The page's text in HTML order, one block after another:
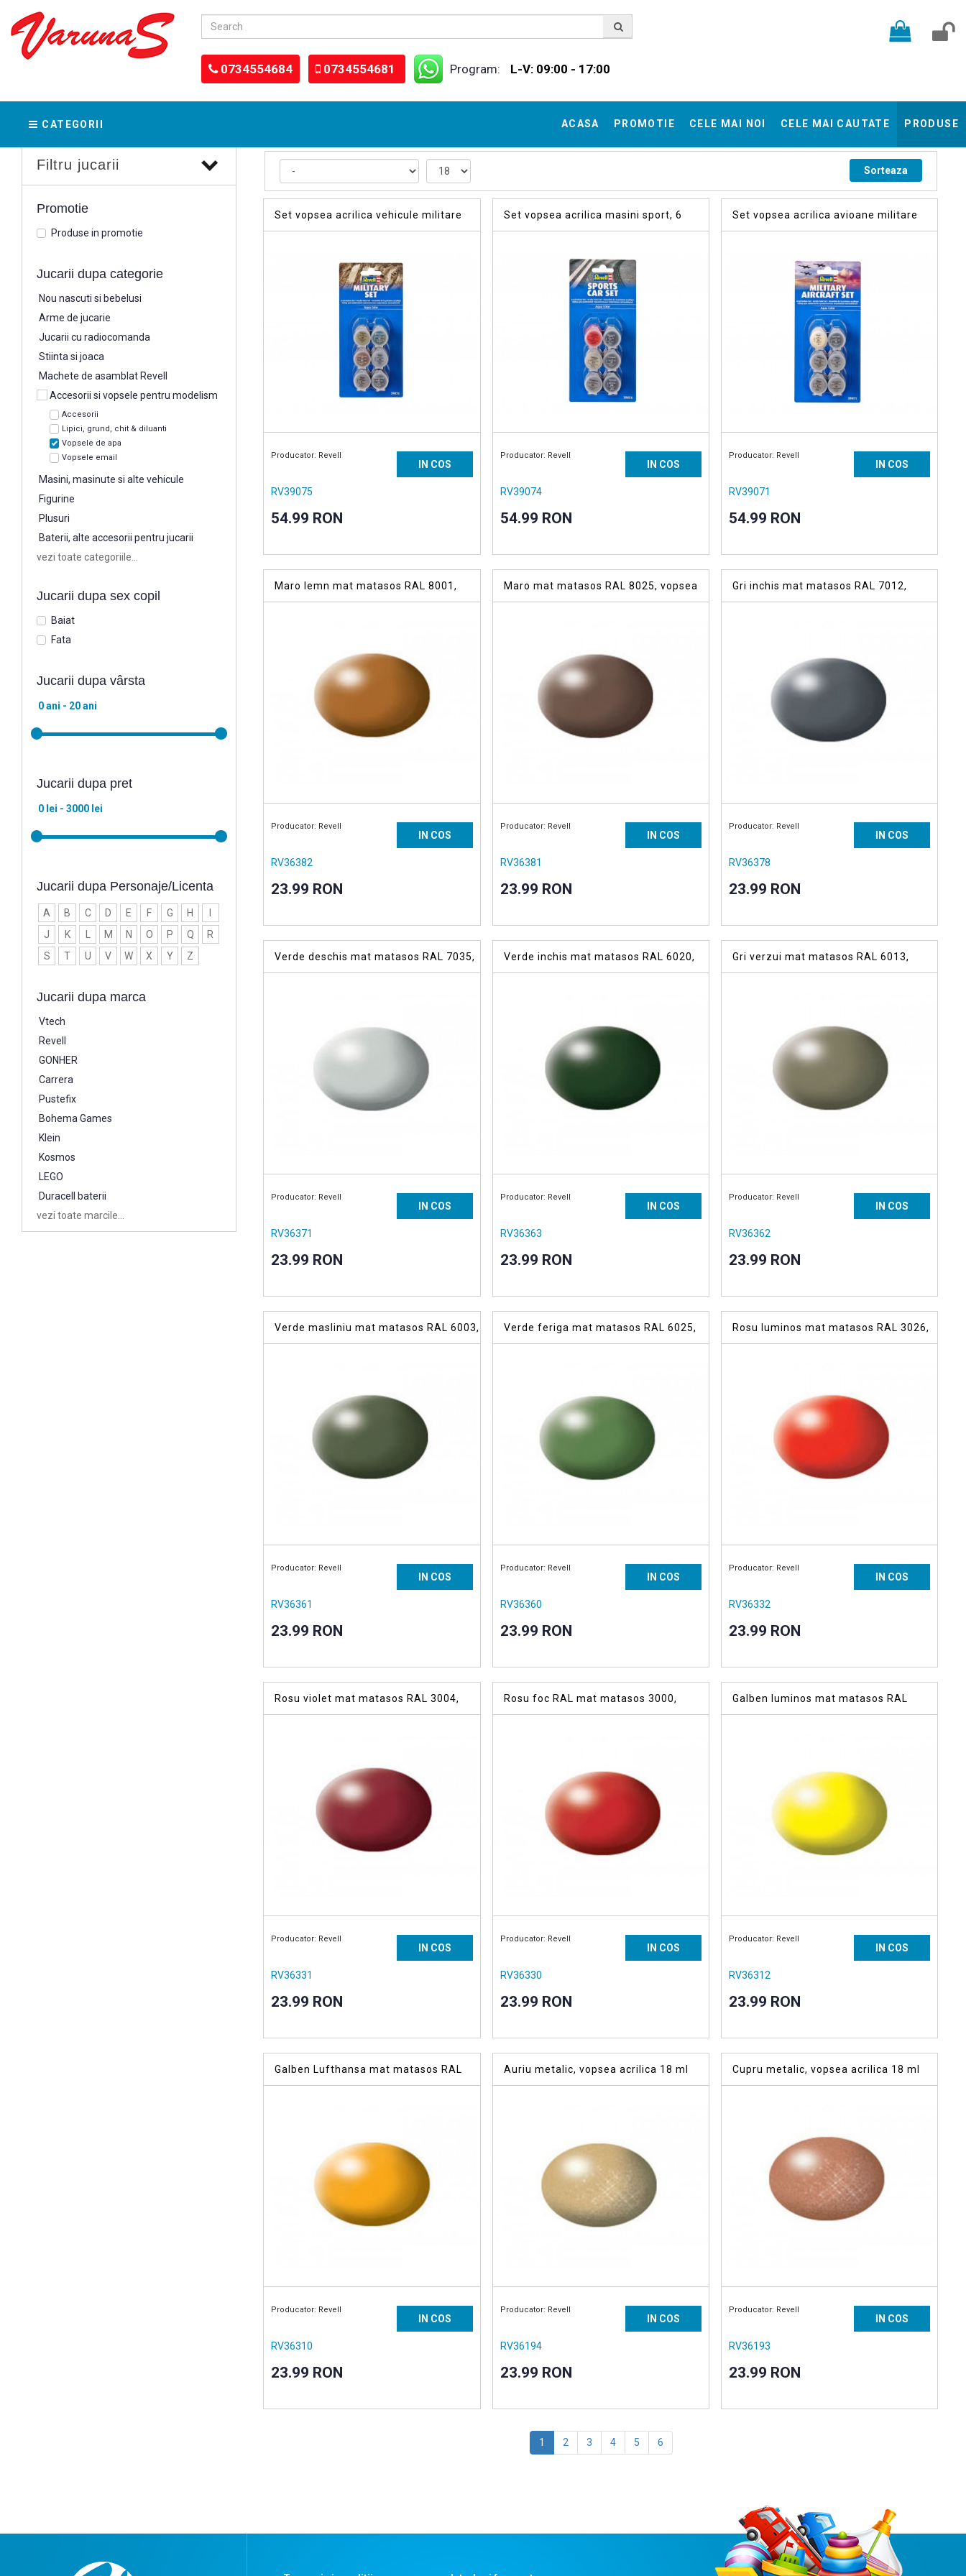
0734554684 0734554681 Program: L-V: 09:00 - 17:00
CATEGORII ACASA PROMOTIE CELE MAI NOI CELE MAI CAUTATE PRODUSE
Filtru jucarii
Promotie
Produse in promotie
Jucarii dupa categorie
Nou nascuti si bebelusi
Arme de jucarie
Jucarii cu radiocomanda
Stiinta si joaca
Machete de asamblat Revell
Accesorii si vopsele pentru modelism
Accesorii
Lipici, grund, chit & diluanti
Vopsele de apa
Vopsele email
Masini, masinute si alte vehicule
Figurine
Plusuri
Baterii, alte accesorii pentru jucarii
vezi toate categoriile...
Jucarii dupa sex copil
Baiat
Fata
Jucarii dupa vârsta
Jucarii dupa pret
Jucarii dupa Personaje/Licenta
A B C D E F G H
J
K M N O P Q
R
S
T U V W X Y Z
Jucarii dupa marca
Vtech
Revell
GONHER
Carrera
Pustefix
Bohema Games
Klein
Kosmos
LEGO
Duracell baterii
vezi toate marcile...
Sorteaza
Set vopsea acrilica vehicule militare
Producator: Revell
RV39075
54.99 RON
IN COS
Set vopsea acrilica masini sport, 6
Producator: Revell
RV39074
54.99 RON
IN COS
Set vopsea acrilica avioane militare
Producator: Revell
RV39071
54.99 RON
IN COS
Maro lemn mat matasos RAL 8001,
Producator: Revell
RV36382
23.99 RON
IN COS
Maro mat matasos RAL 8025, vopsea
Producator: Revell
RV36381
23.99 RON
IN COS
Gri inchis mat matasos RAL 7012,
Producator: Revell
RV36378
23.99 RON
IN COS
Verde deschis mat matasos RAL 7035,
Producator: Revell
RV36371
23.99 RON
IN COS
Verde inchis mat matasos RAL 6020,
Producator: Revell
RV36363
23.99 RON
IN COS
Gri verzui mat matasos RAL 6013,
Producator: Revell
RV36362
23.99 RON
IN COS
Verde masliniu mat matasos RAL 6003,
Producator: Revell
RV36361
23.99 RON
IN COS
Verde feriga mat matasos RAL 6025,
Producator: Revell
RV36360
23.99 RON
IN COS
Rosu luminos mat matasos RAL 3026,
Producator: Revell
RV36332
23.99 RON
IN COS
Rosu violet mat matasos RAL 3004,
Producator: Revell
RV36331
23.99 RON
IN COS
Rosu foc RAL mat matasos 3000,
Producator: Revell
RV36330
23.99 RON
IN COS
Galben luminos mat matasos RAL
Producator: Revell
RV36312
23.99 RON
IN COS
Galben Lufthansa mat matasos RAL
Producator: Revell
RV36310
23.99 RON
IN COS
Auriu metalic, vopsea acrilica 18 ml
Producator: Revell
RV36194
23.99 RON
IN COS
Cupru metalic, vopsea acrilica 18 ml
Producator: Revell
RV36193
23.99 RON
IN COS
1 2 3 4 5 6